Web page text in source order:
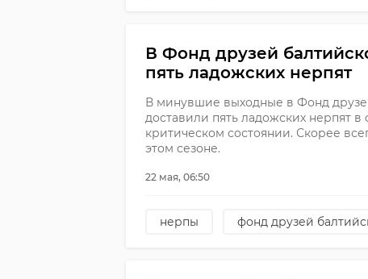
В Фонд друзей
пять ладожских нерпят
В минувшие выходные в Фонд
доставили пять ладожских нерпят
критическом состоянии. Скорее
этом сезоне.
22 мая, 06:50
нерпы фонд друзей